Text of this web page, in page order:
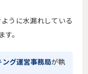
うに水漏れしている
。
ング運営事務局が執